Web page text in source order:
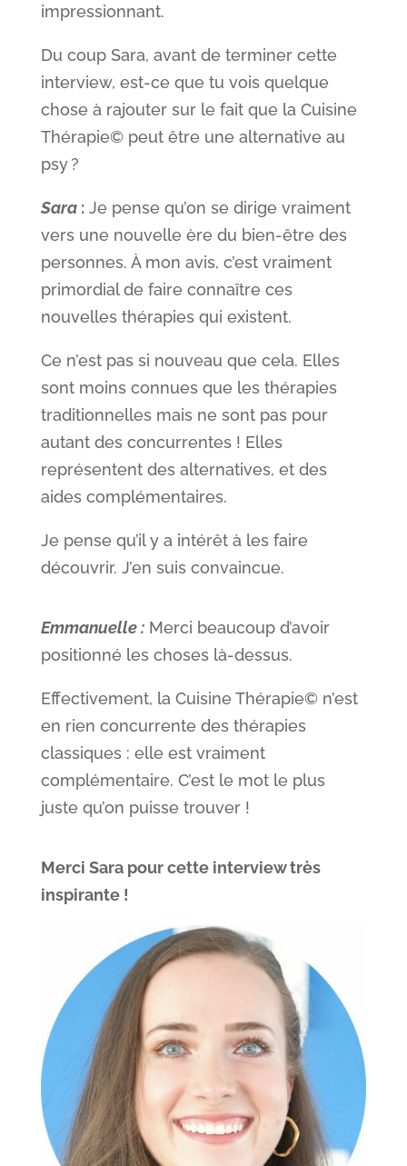
impressionnant.
Du coup Sara, avant de terminer cette
interview, est-ce que tu vois quelque
chose à rajouter sur le fait que la Cuisine
Thérapie© peut être une alternative au
psy ?
Sara:Je pense qu’on se dirige vraiment
vers une nouvelle ère du bien-être des
personnes. À mon avis, c’est vraiment
primordial de faire connaître ces
nouvelles thérapies qui existent.
Ce n’est pas si nouveau que cela. Elles
sont moins connues que les thérapies
traditionnelles mais ne sont pas pour
autant des concurrentes ! Elles
représentent des alternatives, et des
aides complémentaires.
Je pense qu’il y a intérêt à les faire
découvrir. J’en suis convaincue.
Emmanuelle :Merci beaucoup d’avoir
positionné les choses là-dessus.
Effectivement, la Cuisine Thérapie© n’est
en rien concurrente des thérapies
classiques : elle est vraiment
complémentaire. C’est le mot le plus
juste qu’on puisse trouver !
Merci Sara pour cette interview très
inspirante !